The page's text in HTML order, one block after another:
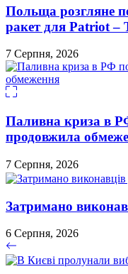
Польща розгляне
ракет для Patriot –
7 Серпня, 2026
Паливна криза в
продовжила
7 Серпня, 2026
Затримано
6 Серпня, 2026